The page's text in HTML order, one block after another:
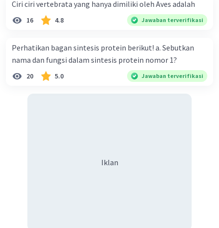
Ciri ciri vertebrata yang hanya dimiliki oleh Aves adalah
16 4.8 Jawaban terverifikasi
Perhatikan bagan sintesis protein berikut! a. Sebutkan
nama dan fungsi dalam sintesis protein nomor 1?
20 5.0 Jawaban terverifikasi
Iklan